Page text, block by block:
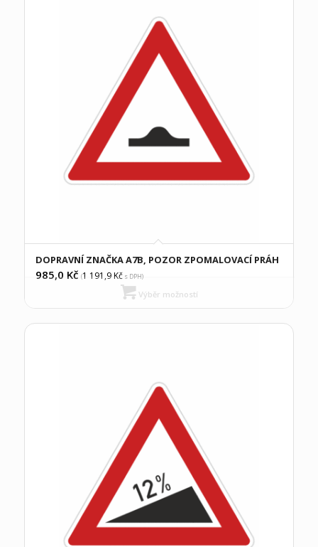
DOPRAVNÍ ZNAČKA A7B, POZOR ZPOMALOVACÍ PRÁH
985,0 Kč (1 191,9Kčs DPH)
Výběr možností